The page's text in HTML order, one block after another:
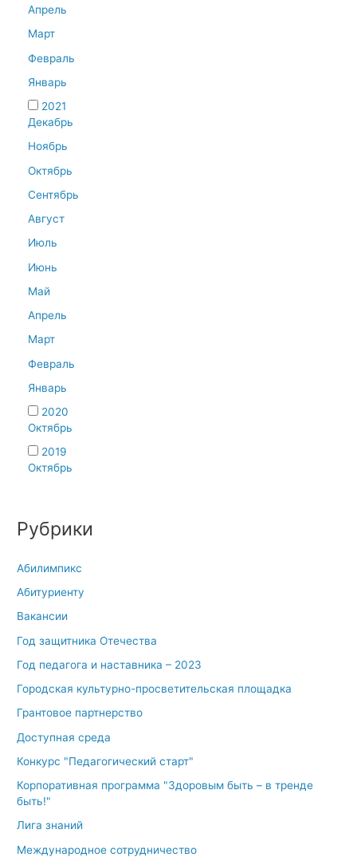
Апрель
Март
Февраль
Январь
2021
Декабрь
Ноябрь
Октябрь
Сентябрь
Август
Июль
Июнь
Май
Апрель
Март
Февраль
Январь
2020
Октябрь
2019
Октябрь
Рубрики
Абилимпикс
Абитуриенту
Вакансии
Год защитника Отечества
Год педагога и наставника – 2023
Городская культурно-просветительская площадка
Грантовое партнерство
Доступная среда
Конкурс "Педагогический старт"
Корпоративная программа "Здоровым быть – в тренде
быть!"
Лига знаний
Международное сотрудничество